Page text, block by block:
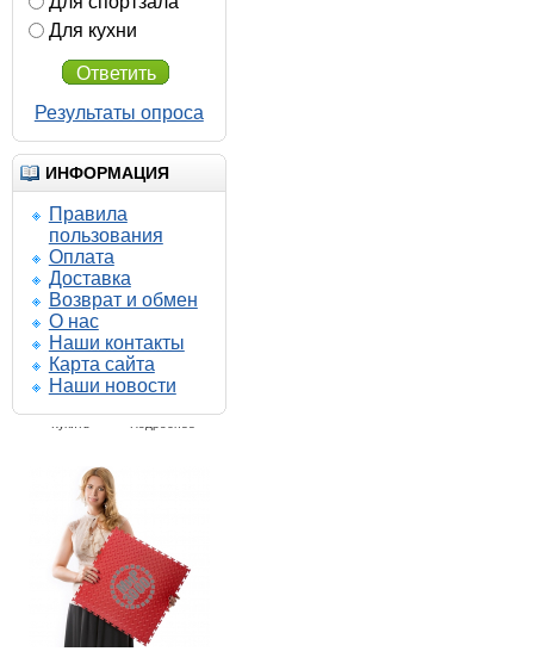
Для кухни
Ответить
Результаты опроса
ИНФОРМАЦИЯ
Правила
пользования
Оплата
Доставка
Возврат и обмен
О нас
Наши контакты
Карта сайта
Наши новости
640.00 р.
585.00 р.